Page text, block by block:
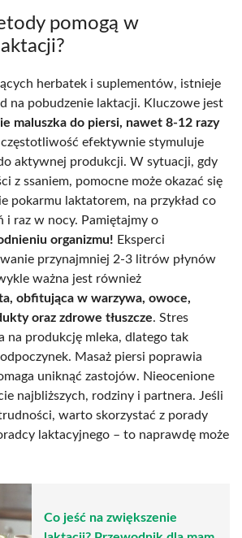
pomogą w
herbatek i suplementów, istnieje
na pobudzenie laktacji. Kluczowe jest
maluszka do piersi, nawet 8-12 razy
częstotliwość efektywnie stymuluje
aktywnej produkcji. W sytuacji, gdy
z ssaniem, pomocne może okazać się
pokarmu laktatorem, na przykład co
i raz w nocy. Pamiętajmy o
organizmu! Eksperci
przynajmniej 2-3 litrów płynów
ważna jest również
obfitująca w warzywa, owoce,
oraz zdrowe tłuszcze. Stres
na produkcję mleka, dlatego tak
Masaż piersi poprawia
uniknąć zastojów. Nieocenione
najbliższych, rodziny i partnera. Jeśli
warto skorzystać z porady
laktacyjnego – to naprawdę może
Co jeść na zwiększenie